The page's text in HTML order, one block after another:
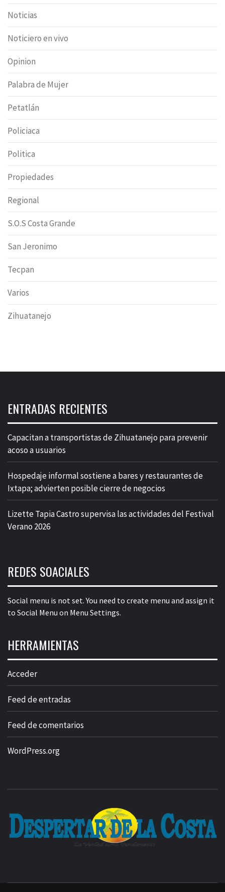
Noticias
Noticiero en vivo
Opinion
Palabra de Mujer
Petatlán
Policiaca
Politica
Propiedades
Regional
S.O.S Costa Grande
San Jeronimo
Tecpan
Varios
Zihuatanejo
ENTRADAS RECIENTES
Capacitan a transportistas de Zihuatanejo para prevenir
acoso a usuarios
Hospedaje informal sostiene a bares y restaurantes de
Ixtapa; advierten posible cierre de negocios
Lizette Tapia Castro supervisa las actividades del Festival
Verano 2026
REDES SOACIALES
Social menu is not set. You need to create menu and assign it
to Social Menu on Menu Settings.
HERRAMIENTAS
Acceder
Feed de entradas
Feed de comentarios
WordPress.org